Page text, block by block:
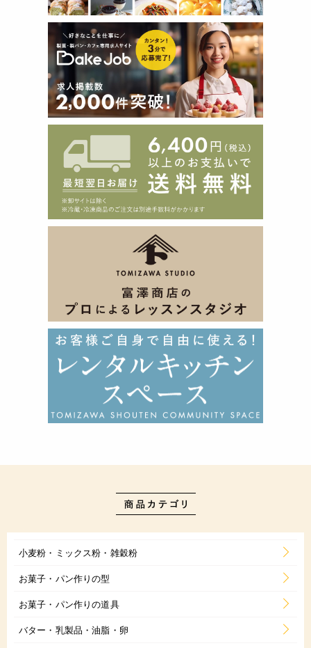
小麦粉・ミックス粉・雑穀粉
お菓子・パン作りの型
お菓子・パン作りの道具
バター・乳製品・油脂・卵